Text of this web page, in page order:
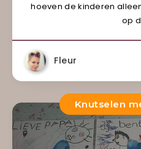
hoeven de kinderen
op
Fleur
Knutselen